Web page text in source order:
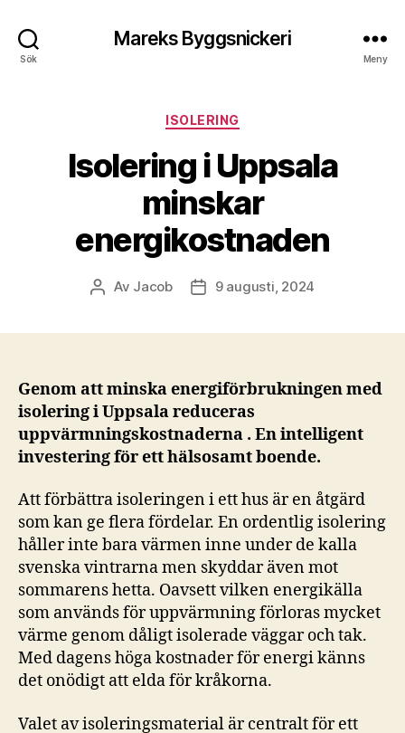
Sök
Mareks Byggsnickeri
Meny
Kategorier
ISOLERING
Isolering i Uppsala
minskar
energikostnaden
Inläggsförfattare
Av Jacob Inläggsdatum
9 augusti, 2024
Genom att minska energiförbrukningen med
isolering i Uppsala reduceras
uppvärmningskostnaderna . En intelligent
investering för ett hälsosamt boende.
Att förbättra isoleringen i ett hus är en åtgärd
som kan ge flera fördelar. En ordentlig isolering
håller inte bara värmen inne under de kalla
svenska vintrarna men skyddar även mot
sommarens hetta. Oavsett vilken energikälla
som används för uppvärmning förloras mycket
värme genom dåligt isolerade väggar och tak.
Med dagens höga kostnader för energi känns
det onödigt att elda för kråkorna.
Valet av isoleringsmaterial är centralt för ett